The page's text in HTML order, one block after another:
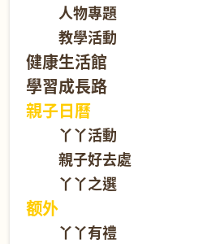
人物專題
教學活動
健康生活館
學習成長路
親子日曆
丫丫活動
親子好去處
丫丫之選
额外
丫丫有禮